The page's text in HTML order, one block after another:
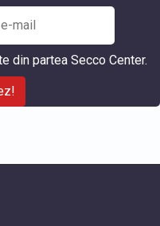
din partea Secco Center.